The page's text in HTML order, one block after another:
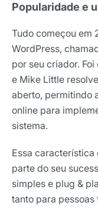
Popularidade e
Tudo começou em
WordPress,
por seu criador.
e Mike Little
aberto, permitindo
online para
sistema.
Essa
parte do seu
simples e plug &
tanto para